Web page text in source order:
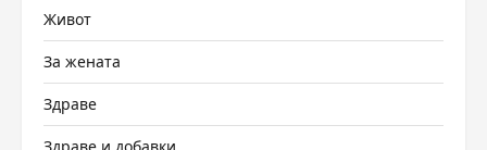
Живот
За жената
Здраве
Здраве и добавки